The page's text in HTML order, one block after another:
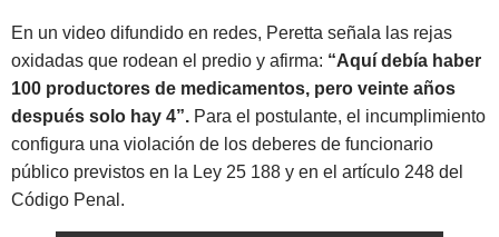
En un video difundido en redes, Peretta señala las rejas
oxidadas que rodean el predio y afirma: “Aquí debía haber
100 productores de medicamentos, pero veinte años
después solo hay 4”. Para el postulante, el incumplimiento
configura una violación de los deberes de funcionario
público previstos en la Ley 25 188 y en el artículo 248 del
Código Penal.